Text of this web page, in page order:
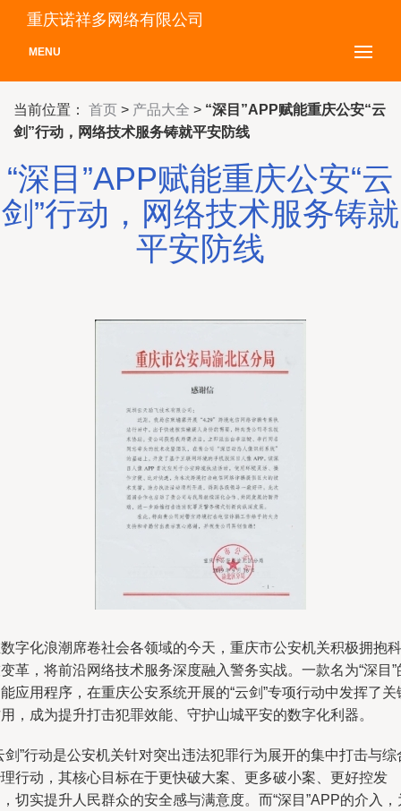
重庆诺祥多网络有限公司
MENU
当前位置： 首页 > 产品大全 > “深目”APP赋能重庆公安“云
剑”行动，网络技术服务铸就平安防线
“深目”APP赋能重庆公安“云
剑”行动，网络技术服务铸就
平安防线
字化浪潮席卷社会各领域的今天，重庆市公安机关积极拥抱科
革，将前沿网络技术服务深度融入警务实战。一款名为“深目”
应用程序，在重庆公安系统开展的“云剑”专项行动中发挥了关
，成为提升打击犯罪效能、守护山城平安的数字化利器。
剑”行动是公安机关针对突出违法犯罪行为展开的集中打击与综
行动，其核心目标在于更快破大案、更多破小案、更好控发
切实提升人民群众的安全感与满意度。而“深目”APP的介入，